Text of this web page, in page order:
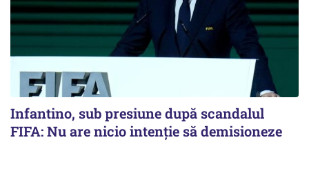
Infantino, sub presiune după scandalul
FIFA: Nu are nicio intenție să demisioneze